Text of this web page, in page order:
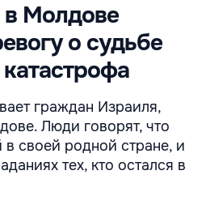
в Молдове
о судьбе
граждан Израиля,
Люди говорят, что
в своей родной стране, и
тех, кто остался в